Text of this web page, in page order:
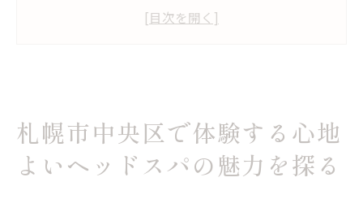
札幌市中央区のヘッドスパが選ばれる理由
地元の人々に愛されるヘッドスパサロン
ヘッドスパでストレスフリーを実現札幌での贅
札幌市中央区で体験する心地
よいヘッドスパの魅力を探る